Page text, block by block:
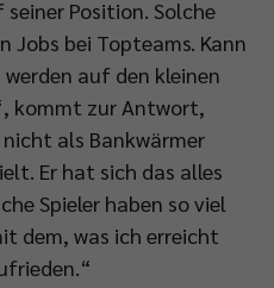
Position. Solche
Jobs bei Topteams. Kann
auf den kleinen
kommt zur Antwort,
als Bankwärmer
Er hat sich das alles
Spieler haben so viel
dem, was ich erreicht